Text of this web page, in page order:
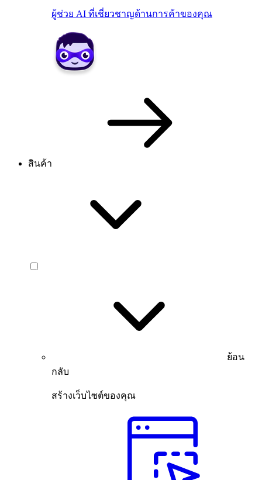
ผู้ช่วย AI ที่เชี่ยวชาญด้านการค้าของคุณ
สินค้า
ย้อน
กลับ
สร้างเว็บไซต์ของคุณ